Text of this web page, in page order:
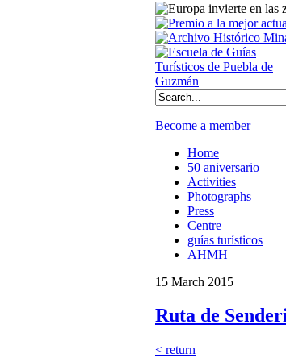
Become a member
Home
50 aniversario
Activities
Photographs
Press
Centre
guías turísticos
AHMH
15 March 2015
Ruta de
< return